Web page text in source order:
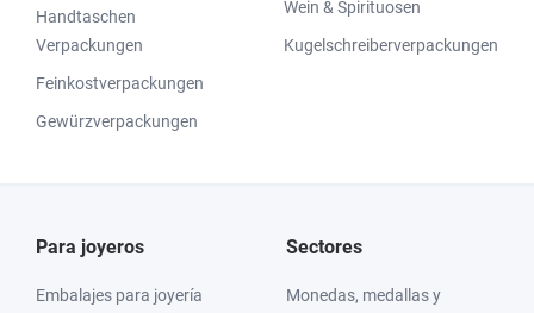
Handtaschen
Verpackungen
Feinkostverpackungen
Gewürzverpackungen
Wein & Spirituosen
Kugelschreiberverpackungen
Para joyeros
Embalajes para joyería
Sectores
Monedas, medallas y